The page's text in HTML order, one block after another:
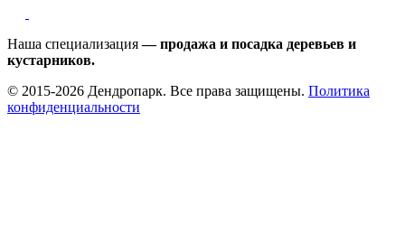
Наша специализация— продажа и посадка деревьев и
кустарников.
© 2015-2026 Дендропарк. Все права защищены. Политика
конфиденциальности